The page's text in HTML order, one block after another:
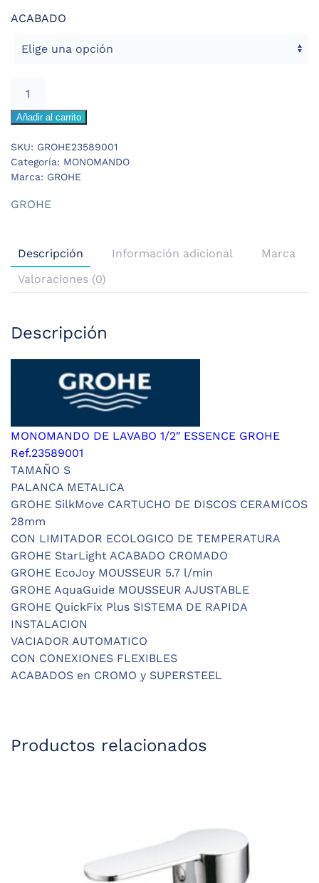
ACABADO
MONOMANDO
S
cantidad
Añadir al carrito
SKU: GROHE23589001
Categoría: MONOMANDO
Marca: GROHE
GROHE
Descripción Información adicional
Marca
Valoraciones (0)
Descripción
MONOMANDO DE LAVABO 1/2″ ESSENCE GROHE
Ref.23589001
TAMAÑO S
PALANCA METALICA
GROHE SilkMove CARTUCHO DE DISCOS CERAMICOS
28mm
CON LIMITADOR ECOLOGICO DE TEMPERATURA
GROHE StarLight ACABADO CROMADO
GROHE EcoJoy MOUSSEUR 5.7 l/min
GROHE AquaGuide MOUSSEUR AJUSTABLE
GROHE QuickFix Plus SISTEMA DE RAPIDA
INSTALACION
VACIADOR AUTOMATICO
CON CONEXIONES FLEXIBLES
ACABADOS en CROMO y SUPERSTEEL
Productos relacionados